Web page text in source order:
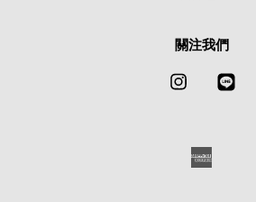
關注我們
Instagram